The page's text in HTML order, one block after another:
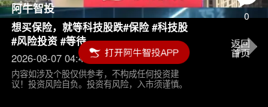
0
阿牛智投
想买保险，就等科技股跌#保险 #科技股
#风险投资 #等待
2026-08-07 04:45
内容如涉及个股仅供参考，不构成任何投资建
议！投资风险自负。投资有风险，入市须谨慎。